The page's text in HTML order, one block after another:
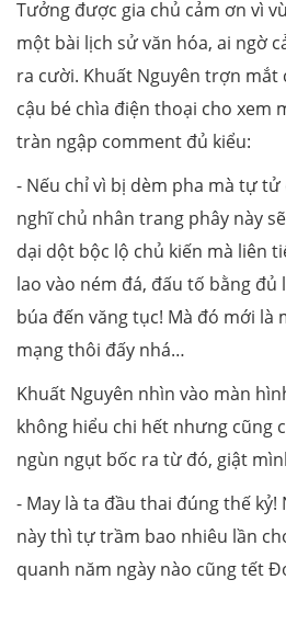
Tưởng được gia chủ cảm ơn vì
một bài lịch sử văn hóa, ai ngờ
ra cười. Khuất Nguyên trợn mắt
cậu bé chìa điện thoại cho xem
tràn ngập comment đủ kiểu:
- Nếu chỉ vì bị dèm pha mà tự
nghĩ chủ nhân trang phây này
dại dột bộc lộ chủ kiến mà liên
lao vào ném đá, đấu tố bằng
búa đến văng tục! Mà đó mới là
mạng thôi đấy nhá…
Khuất Nguyên nhìn vào màn
không hiểu chi hết nhưng cũng
ngùn ngụt bốc ra từ đó, giật
- May là ta đầu thai đúng thế
này thì tự trầm bao nhiêu lần
quanh năm ngày nào cũng tết